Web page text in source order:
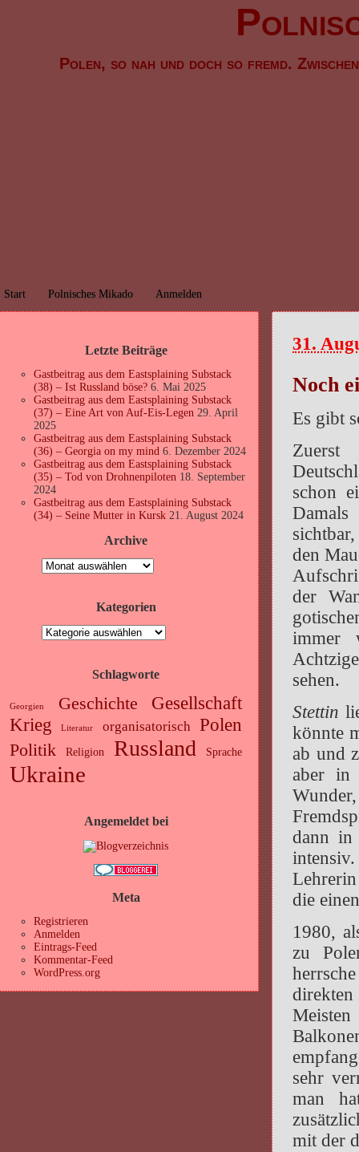
Polen, so nah und doch so fremd.
Start Polnisches Mikado Anmelden
Letzte Beiträge
Gastbeitrag aus dem Eastsplaining Substack
(38) – Ist Russland böse? 6. Mai 2025
Gastbeitrag aus dem Eastsplaining Substack
(37) – Eine Art von Auf-Eis-Legen 29. April
2025
Gastbeitrag aus dem Eastsplaining Substack
(36) – Georgia on my mind 6. Dezember 2024
Gastbeitrag aus dem Eastsplaining Substack
(35) – Tod von Drohnenpiloten 18. September
2024
Gastbeitrag aus dem Eastsplaining Substack
(34) – Seine Mutter in Kursk 21. August 2024
Archive
Kategorien
Kategorien
Schlagworte
Georgien Geschichte
Gesellschaft
Krieg
Literatur organisatorisch Polen
Politik Religion Russland Sprache
Ukraine
Angemeldet bei
Meta
Registrieren
Anmelden
Eintrags-Feed
Kommentar-Feed
WordPress.org
31.
Noch
Es gibt
Zuerst
schon
den
der
immer
sehen.
Stettin
könnte
ab und
aber in
dann in
die
1980,
zu
sehr
man
mit der